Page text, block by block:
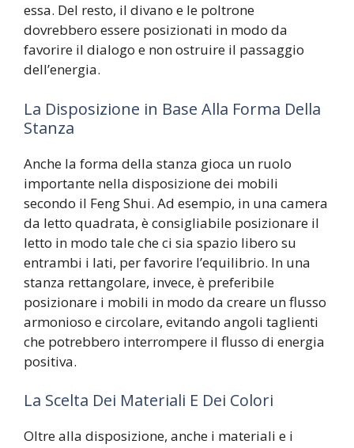
essa. Del resto, il divano e le poltrone
dovrebbero essere posizionati in modo da
favorire il dialogo e non ostruire il passaggio
dell’energia.
La Disposizione in Base Alla Forma Della
Stanza
Anche la forma della stanza gioca un ruolo
importante nella disposizione dei mobili
secondo il Feng Shui. Ad esempio, in una camera
da letto quadrata, è consigliabile posizionare il
letto in modo tale che ci sia spazio libero su
entrambi i lati, per favorire l’equilibrio. In una
stanza rettangolare, invece, è preferibile
posizionare i mobili in modo da creare un flusso
armonioso e circolare, evitando angoli taglienti
che potrebbero interrompere il flusso di energia
positiva.
La Scelta Dei Materiali E Dei Colori
Oltre alla disposizione, anche i materiali e i